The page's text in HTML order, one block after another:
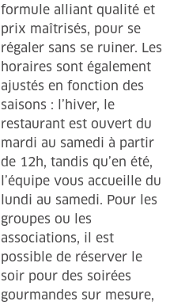
formule alliant qualité et
prix maîtrisés, pour se
régaler sans se ruiner. Les
horaires sont également
ajustés en fonction des
saisons : l’hiver, le
restaurant est ouvert du
mardi au samedi à partir
de 12h, tandis qu’en été,
l’équipe vous accueille du
lundi au samedi. Pour les
groupes ou les
associations, il est
possible de réserver le
soir pour des soirées
gourmandes sur mesure,